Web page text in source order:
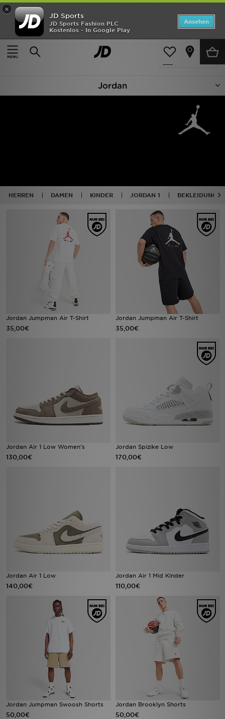
×
JD Sports
JD Sports Fashion PLC
Kostenlos - In Google Play
Ansehen
Startseite
Jordan
verfeinern
315 Produkte
Jordan
HERREN DAMEN KINDER JORDAN 1 BEKLEIDUNG
Jordan Jumpman Air T-Shirt
35,00€
Jordan Jumpman Air T-Shirt
35,00€
Jordan Air 1 Low Women's
130,00€
Jordan Spizike Low
170,00€
Jordan Air 1 Low
140,00€
Jordan Air 1 Mid Kinder
110,00€
Jordan Jumpman Swoosh Shorts
50,00€
Jordan Brooklyn Shorts
50,00€
Startseite
ANGEBOTE
Lade Die APP
Filialfinder
Bestellverfolgung
Hilfe & Kontakt